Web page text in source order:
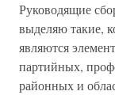
Руководящие
выделяю такие,
являются
партийных,
районных и